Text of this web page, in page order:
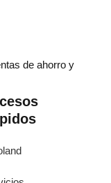
de ahorro y